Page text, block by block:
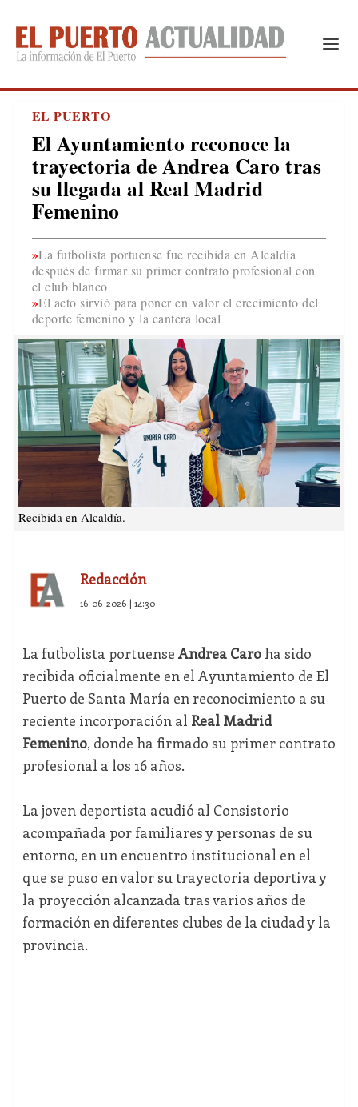
EL PUERTO
El Ayuntamiento reconoce la
trayectoria de Andrea Caro tras
su llegada al Real Madrid
Femenino
La futbolista portuense fue recibida en Alcaldía
después de firmar su primer contrato profesional con
el club blanco
El acto sirvió para poner en valor el crecimiento del
deporte femenino y la cantera local
Recibida en Alcaldía.
Redacción
16-06-2026 | 14:30
La futbolista portuense Andrea Caroha sido
recibida oficialmente en el Ayuntamiento de El
Puerto de Santa María en reconocimiento a su
reciente incorporación al Real Madrid
Femenino, donde ha firmado su primer contrato
profesional a los 16 años.
La joven deportista acudió al Consistorio
acompañada por familiares y personas de su
entorno, en un encuentro institucional en el
que se puso en valor su trayectoria deportiva y
la proyección alcanzada tras varios años de
formación en diferentes clubes de la ciudad y la
provincia.